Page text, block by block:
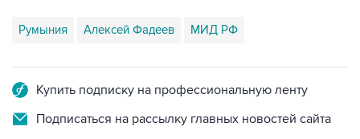
Румыния Алексей Фадеев МИД РФ
Купить подписку на профессиональную ленту
Подписаться на рассылку главных новостей сайта